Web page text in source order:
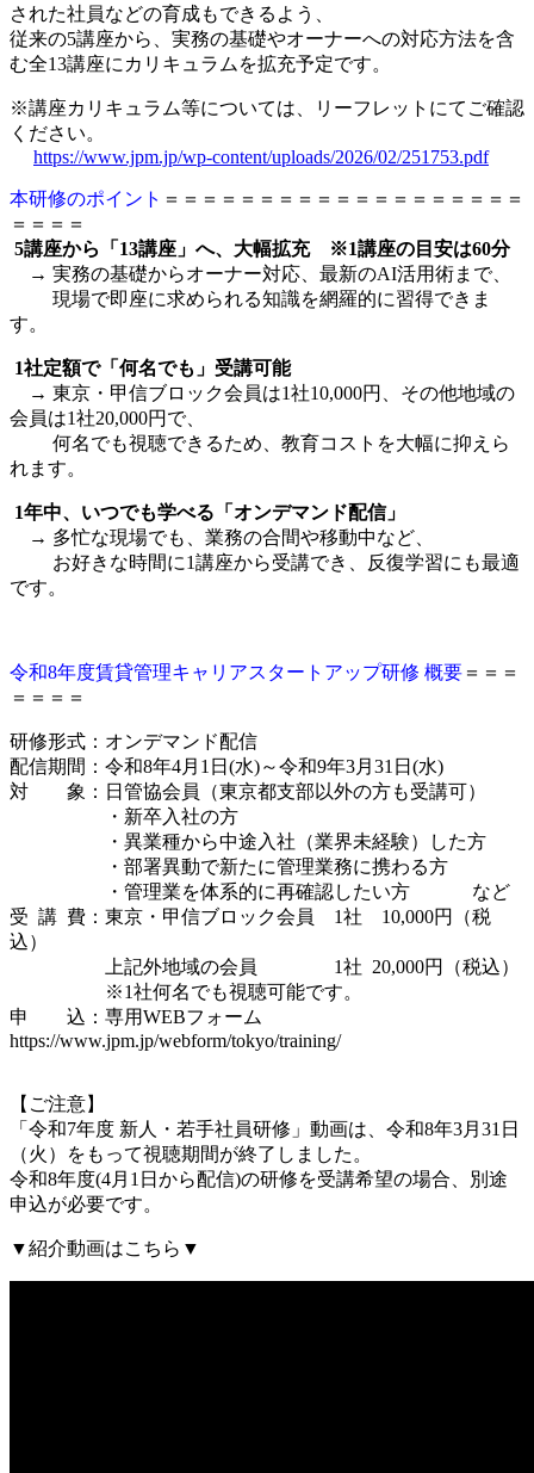
された社員などの育成もできるよう、
従来の5講座から、実務の基礎やオーナーへの対応方法を含
む全13講座にカリキュラムを拡充予定です。
※講座カリキュラム等については、リーフレットにてご確認
ください。
https://www.jpm.jp/wp-content/uploads/2026/02/251753.pdf
本研修のポイント ＝＝＝＝＝＝＝＝＝＝＝＝＝＝＝＝＝＝＝
＝＝＝＝
5講座から「13講座」へ、大幅拡充 ※1講座の目安は60分
→ 実務の基礎からオーナー対応、最新のAI活用術まで、
現場で即座に求められる知識を網羅的に習得できま
す。
1社定額で「何名でも」受講可能
→ 東京・甲信ブロック会員は1社10,000円、その他地域の
会員は1社20,000円で、
何名でも視聴できるため、教育コストを大幅に抑えら
れます。
1年中、いつでも学べる「オンデマンド配信」
→ 多忙な現場でも、業務の合間や移動中など、
お好きな時間に1講座から受講でき、反復学習にも最適
です。
令和8年度賃貸管理キャリアスタートアップ研修 概要 ＝＝＝
＝＝＝＝
研修形式：オンデマンド配信
配信期間：令和8年4月1日(水)～令和9年3月31日(水)
対 象：日管協会員（東京都支部以外の方も受講可）
・新卒入社の方
・異業種から中途入社（業界未経験）した方
・部署異動で新たに管理業務に携わる方
・管理業を体系的に再確認したい方 など
受 講 費：東京・甲信ブロック会員 1社 10,000円（税
込）
上記外地域の会員 1社 20,000円（税込）
※1社何名でも視聴可能です。
申 込：専用WEBフォーム
https://www.jpm.jp/webform/tokyo/training/
【ご注意】
「令和7年度 新人・ 若手社員研修」動画は、令和8年3月31日
（火）をもって視聴期間が終了しました。
令和8年度(4月1日から配信)の研修を受講希望の場合、別途
申込が必要です。
▼紹介動画はこちら▼